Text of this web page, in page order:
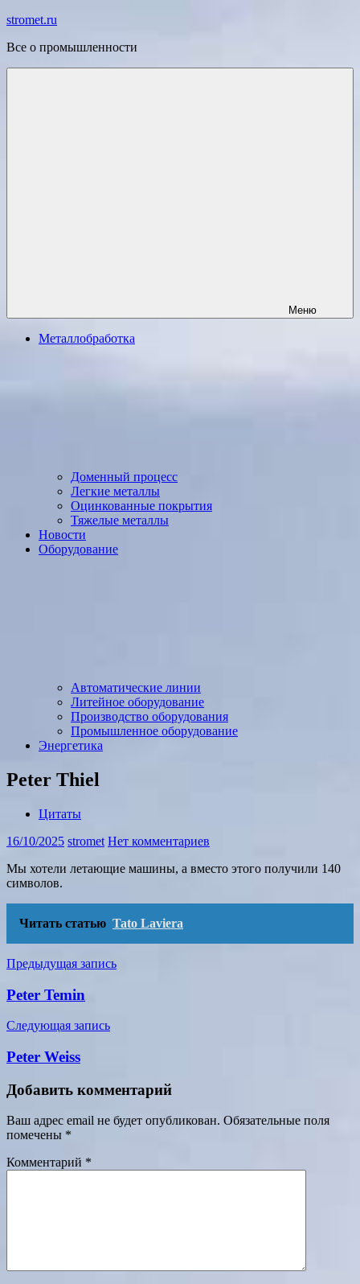
Перейти
содержимому
stromet.ru
Все о промышленности
Меню
Металлобработка
Доменный процесс
Легкие металлы
Оцинкованные покрытия
Тяжелые металлы
Новости
Оборудование
Автоматические линии
Литейное оборудование
Производство оборудования
Промышленное оборудование
Энергетика
Peter Thiel
Цитаты
16/10/2025 stromet Нет комментариев
Мы хотели летающие машины, а вместо этого получили 140
символов.
Читать статью Tato Laviera
Навигация
по
Предыдущая запись
Peter Temin
Следующая запись
Peter Weiss
Добавить комментарий
Ваш адрес email не будет опубликован. Обязательные поля
помечены *
Комментарий *